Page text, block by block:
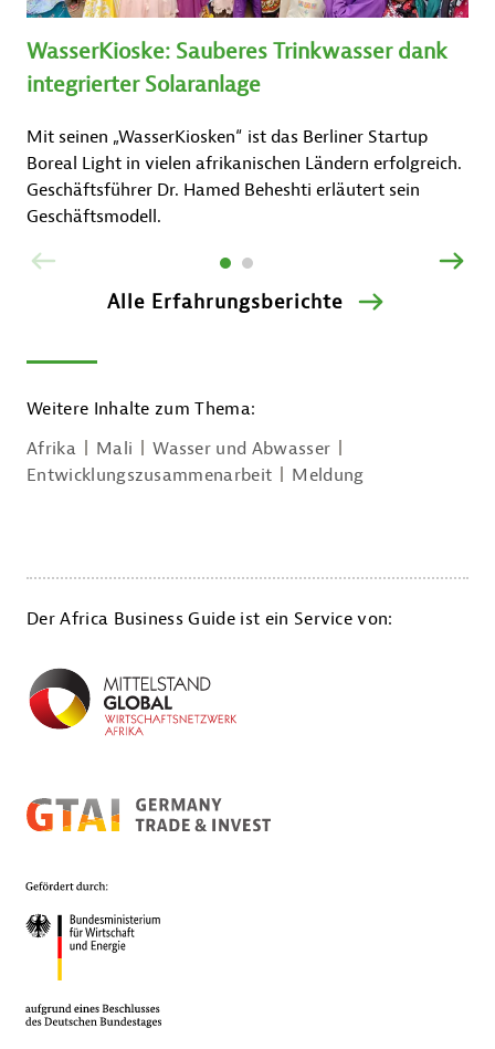
WasserKioske: Sauberes Trinkwasser dank
integrierter Solaranlage
Mit seinen „WasserKiosken“ ist das Berliner Startup
Boreal Light in vielen afrikanischen Ländern erfolgreich.
Geschäftsführer Dr. Hamed Beheshti erläutert sein
Geschäftsmodell.
Alle Erfahrungsberichte
Weitere Inhalte zum Thema:
Afrika
Mali
Wasser und Abwasser
Entwicklungszusammenarbeit
Meldung
Der Africa Business Guide ist ein Service von: